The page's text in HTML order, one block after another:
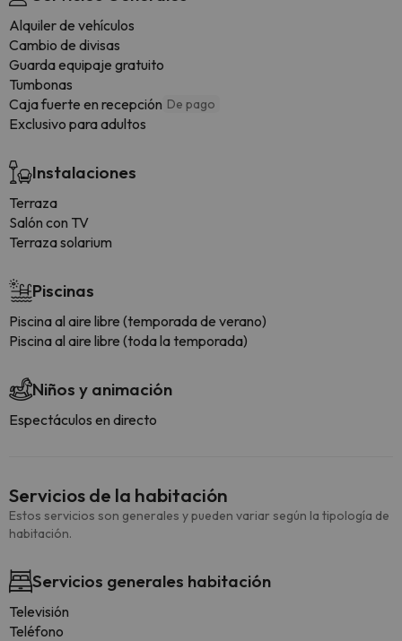
Alquiler de vehículos
Cambio de divisas
Guarda equipaje gratuito
Tumbonas
Caja fuerte en recepción De pago
Exclusivo para adultos
Instalaciones
Terraza
Salón con TV
Terraza solarium
Piscinas
Piscina al aire libre (temporada de verano)
Piscina al aire libre (toda la temporada)
Niños y animación
Espectáculos en directo
Servicios de la habitación
Estos servicios son generales y pueden variar según la tipología de
habitación.
Servicios generales habitación
Televisión
Teléfono